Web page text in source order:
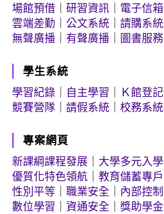
場館預借
研習資訊
電子信箱
雲端差勤
公文系統
請購系統
無聲廣播
有聲廣播 圖書服務
學生系統
學習紀錄
自主學習
Ｋ館登記
競賽營隊
請假系統 校務系統
專案網頁
新課綱課程發展
大學多元入學
優質化特色領航
教育儲蓄專戶
性別平等
職業安全
內部控制
數位學習
資通安全 獎助學金